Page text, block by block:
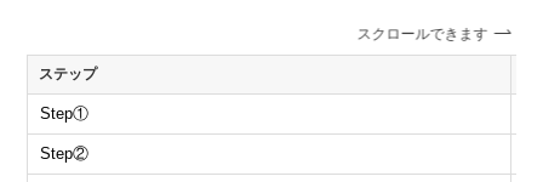
スクロールできます
ステップ
Step①
Step②